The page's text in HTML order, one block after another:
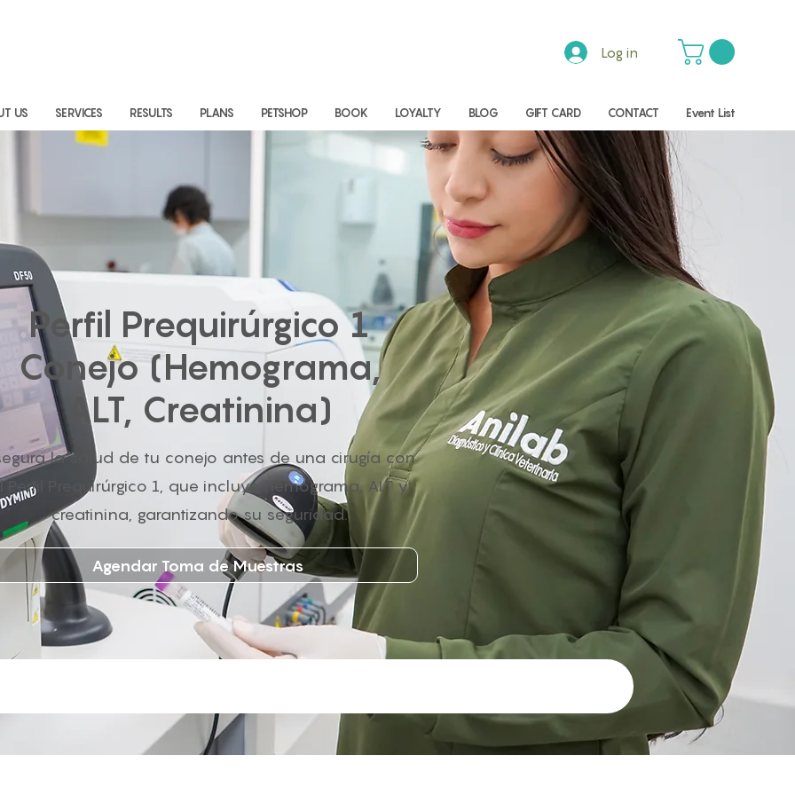
Log in
US SERVICES RESULTS PLANS PETSHOP BOOK LOYALTY BLOG GIFT CARD CONTACT Event List
Perfil Prequirúrgico 1
Conejo (Hemograma,
ALT, Creatinina)
la salud de tu conejo antes de una cirugía con
Perfil Prequirúrgico 1, que incluye hemograma, ALT y
creatinina, garantizando su seguridad.
Agendar Toma de Muestras